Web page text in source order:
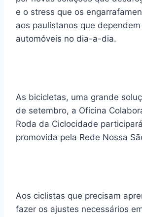
e o stress que os
aos paulistanos que
automóveis no dia-a-dia.
As bicicletas, uma grande
de setembro, a Oficina
Roda da Ciclocidade
promovida pela Rede Nossa
Aos ciclistas que precisam
fazer os ajustes necessários